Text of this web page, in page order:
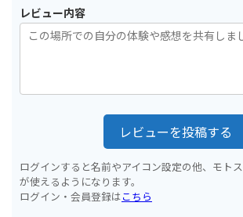
レビュー内容
レビューを投稿する
ログインすると名前やアイコン設定の他、モト
が使えるようになります。
ログイン・会員登録はこちら